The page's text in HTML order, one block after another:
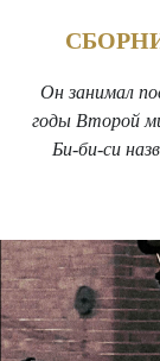
Он занимал
годы Второй
Би-би-си